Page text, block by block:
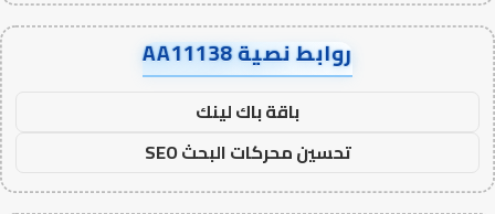
روابط نصية AA11138
باقة باك لينك
تحسين محركات البحث SEO